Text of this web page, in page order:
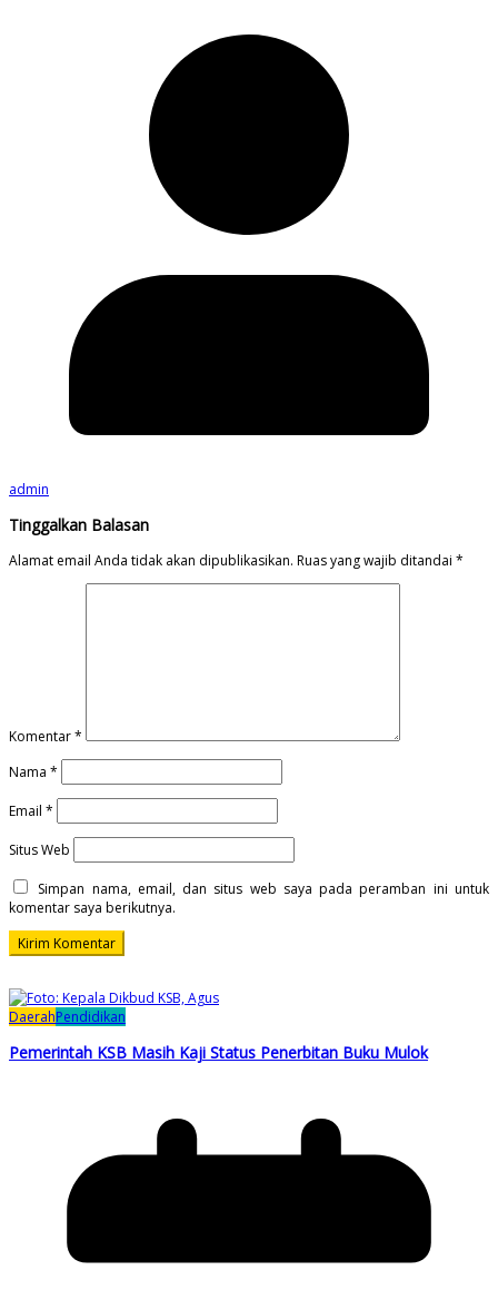
admin
Tinggalkan Balasan
Alamat email Anda tidak akan dipublikasikan. Ruas yang wajib ditandai *
Komentar*
Nama *
Email *
Situs Web
Simpan nama, email, dan situs web saya pada peramban ini untuk
komentar saya berikutnya.
DaerahPendidikan
Pemerintah KSB Masih Kaji Status Penerbitan Buku Mulok